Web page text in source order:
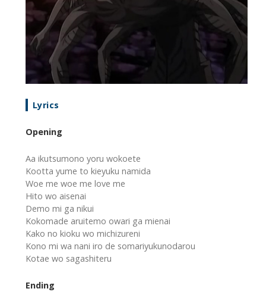
Lyrics
Opening
Aa ikutsumono yoru wokoete
Kootta yume to kieyuku namida
Woe me woe me love me
Hito wo aisenai
Demo mi ga nikui
Kokomade aruitemo owari ga mienai
Kako no kioku wo michizureni
Kono mi wa nani iro de somariyukunodarou
Kotae wo sagashiteru
Ending